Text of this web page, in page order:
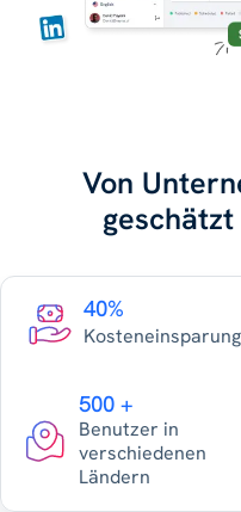
Von
40%
500 +
Benutzer in
verschiedenen
Ländern